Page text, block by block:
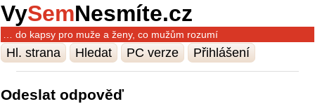
VySemNesmíte.cz
… do kapsy pro muže a ženy, co mužům rozumí
Hl. strana Hledat PC verze Přihlášení
Odeslat odpověď